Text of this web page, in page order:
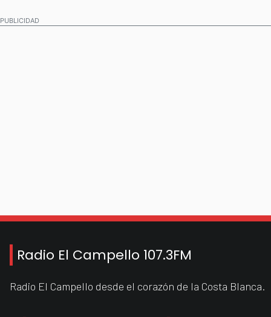
PUBLICIDAD
Radio El Campello 107.3FM
Radio El Campello desde el corazón de la Costa Blanca.